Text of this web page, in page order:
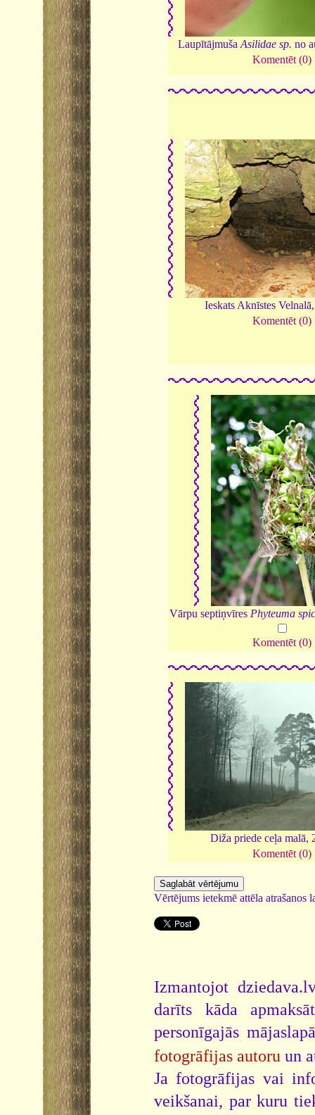
Laupītājmuša Asilidae sp. no
Komentēt (0)
Ieskats Aknīstes
Komentēt (0)
Vārpu septiņvīres Phyteuma
Komentēt (0)
Diža priede ceļa malā,
Komentēt (0)
Vērtējums ietekmē attēla atrašanos
Izmantojot
darīts kāda
personīgajās
fotogrāfijas autoru un
Ja fotogrāfijas vai
veikšanai, par kuru